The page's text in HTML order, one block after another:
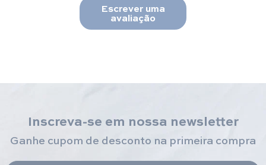
Escrever uma
avaliação
Inscreva-se em nossa newsletter
Ganhe cupom de desconto na primeira compra